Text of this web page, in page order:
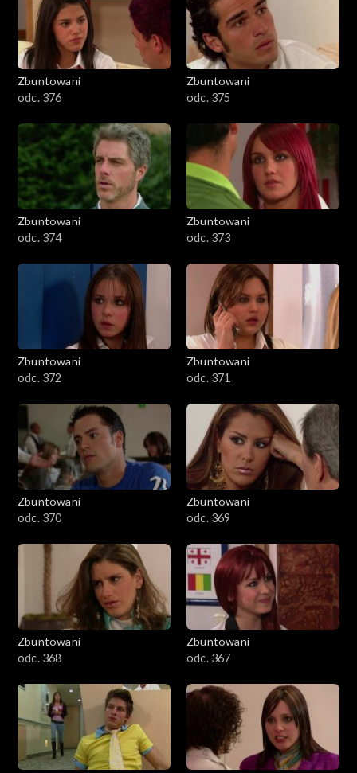
Zbuntowani
odc. 376
Zbuntowani
odc. 375
Zbuntowani
odc. 374
Zbuntowani
odc. 373
Zbuntowani
odc. 372
Zbuntowani
odc. 371
Zbuntowani
odc. 370
Zbuntowani
odc. 369
Zbuntowani
odc. 368
Zbuntowani
odc. 367